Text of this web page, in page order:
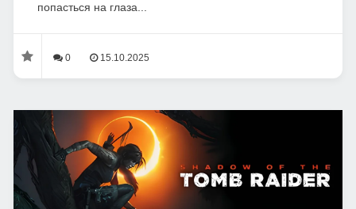
попасться на глаза...
0 15.10.2025